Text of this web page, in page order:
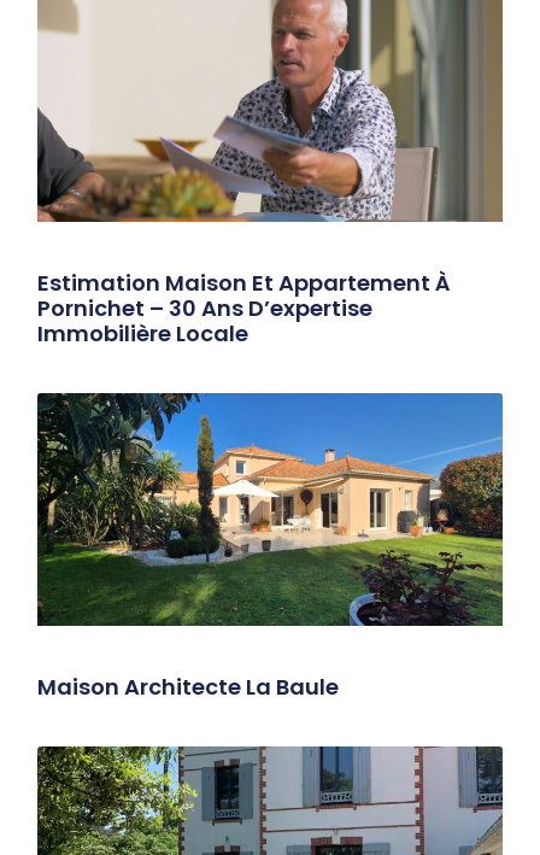
Estimation Maison Et Appartement À
Pornichet – 30 Ans D’expertise
Immobilière Locale
Maison Architecte La Baule